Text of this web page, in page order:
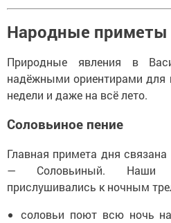
Народные приметы
Природные явления в
надёжными ориентирами для
недели и даже на всё лето.
Соловьиное пение
Главная примета дня
— Соловьиный. Наши
прислушивались к ночным
соловьи поют всю ночь